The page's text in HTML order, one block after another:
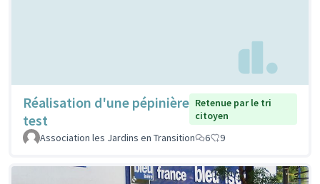
Réalisation d'une pépinière
test
Retenue par le tri
citoyen
Association les Jardins en Transition
6 9